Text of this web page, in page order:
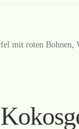
mit roten Bohnen,